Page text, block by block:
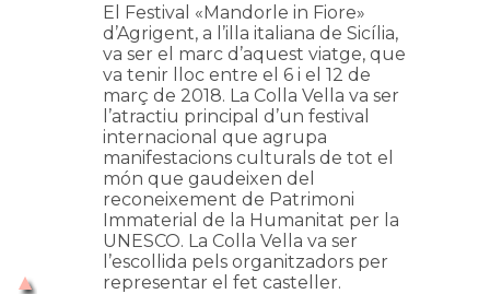
El Festival «Mandorle in Fiore»
d’Agrigent, a l’illa italiana de Sicília,
va ser el marc d’aquest viatge, que
va tenir lloc entre el 6 i el 12 de
març de 2018. La Colla Vella va ser
l’atractiu principal d’un festival
internacional que agrupa
manifestacions culturals de tot el
món que gaudeixen del
reconeixement de Patrimoni
Immaterial de la Humanitat per la
UNESCO. La Colla Vella va ser
l’escollida pels organitzadors per
representar el fet casteller.